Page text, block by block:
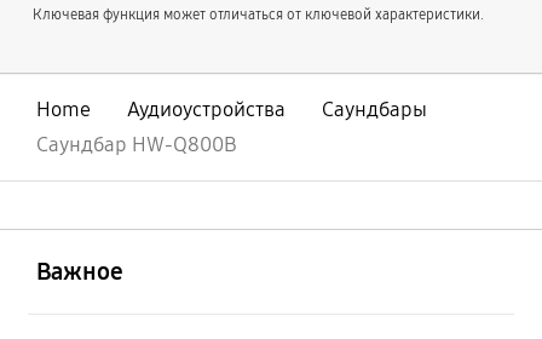
Ключевая функция может отличаться от ключевой характеристики.
Home Аудиоустройства
Саундбары
Саундбар HW-Q800B
Важное